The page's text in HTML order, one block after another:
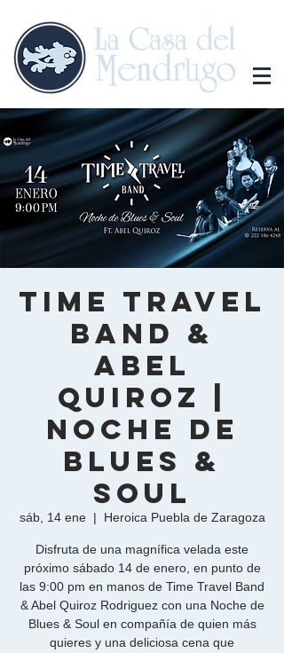
Time Travel
Band &
Abel
Quiroz |
Noche de
Blues &
Soul
sáb, 14 ene
  |
Heroica Puebla de Zaragoza
Disfruta de una magnífica velada este
próximo sábado 14 de enero, en punto de
las 9:00 pm en manos de Time Travel Band
& Abel Quiroz Rodriguez con una Noche de
Blues & Soul en compañía de quien más
quieres y una deliciosa cena que